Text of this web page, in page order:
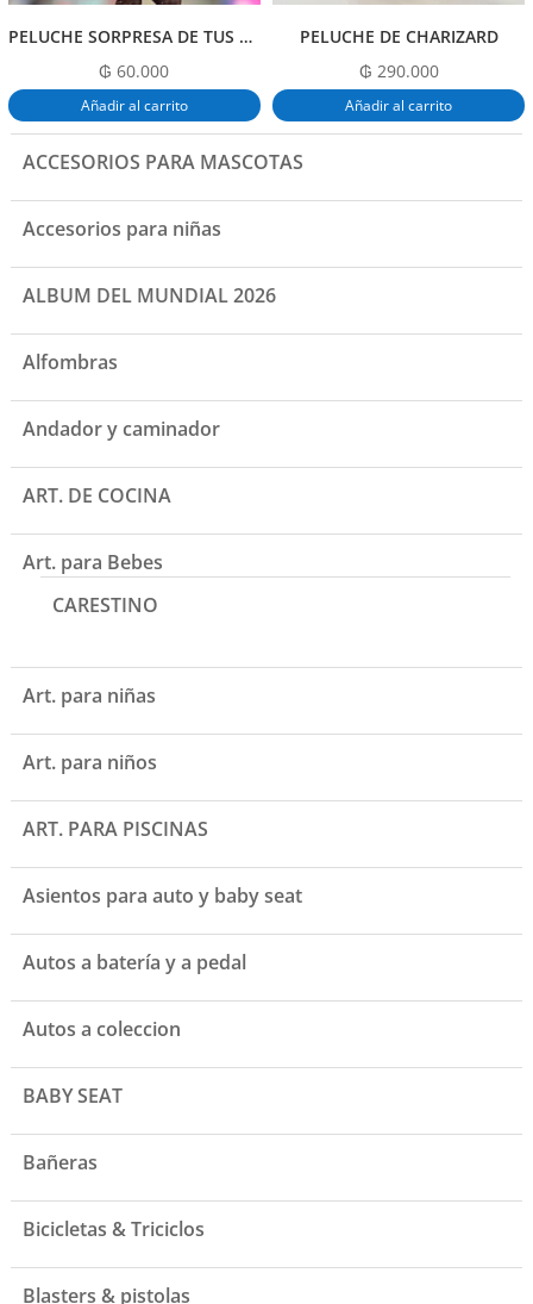
PELUCHE SORPRESA DE TUS PERSONAJES FAVORITOS
₲ 60.000
Añadir al carrito
PELUCHE DE CHARIZARD
₲ 290.000
Añadir al carrito
ACCESORIOS PARA MASCOTAS
Accesorios para niñas
ALBUM DEL MUNDIAL 2026
Alfombras
Andador y caminador
ART. DE COCINA
Art. para Bebes
CARESTINO
Art. para niñas
Art. para niños
ART. PARA PISCINAS
Asientos para auto y baby seat
Autos a batería y a pedal
Autos a coleccion
BABY SEAT
Bañeras
Bicicletas & Triciclos
Blasters & pistolas